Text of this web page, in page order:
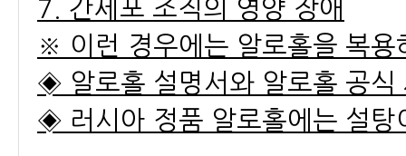
7. 간세포 조직의 영양 장애
※ 이런 경우에는 알로홀을 복
◈ 알로홀 설명서와 알로홀 공식
◈ 러시아 정품 알로홀에는 설탕